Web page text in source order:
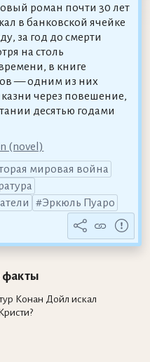
роман почти 30 лет
в банковской ячейке
за год до смерти
на столь
в книге
— одним из них
через повешение,
десятью годами
(novel)
мировая война
Эркюль Пуаро
Конан Дойл искал